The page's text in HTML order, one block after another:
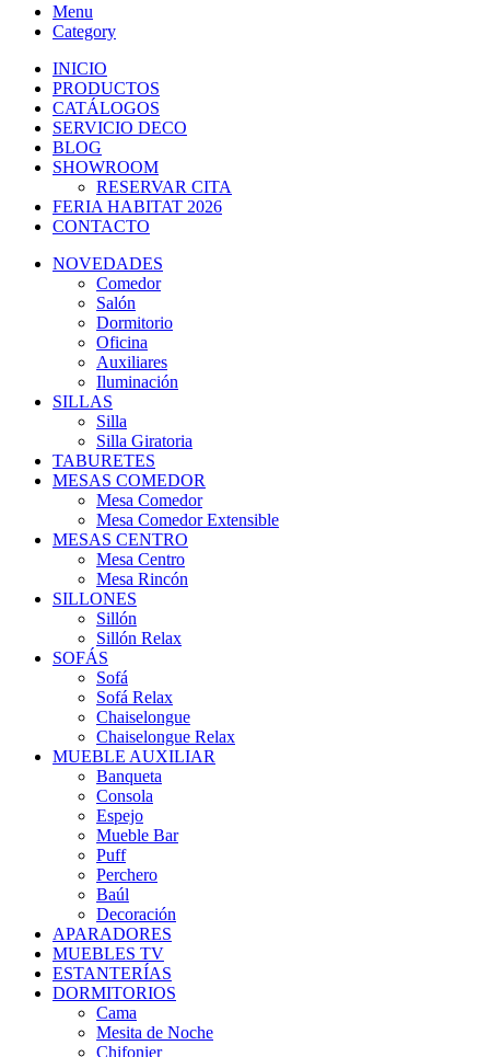
Menu
Category
INICIO
PRODUCTOS
CATÁLOGOS
SERVICIO DECO
BLOG
SHOWROOM
RESERVAR CITA
FERIA HABITAT 2026
CONTACTO
NOVEDADES
Comedor
Salón
Dormitorio
Oficina
Auxiliares
Iluminación
SILLAS
Silla
Silla Giratoria
TABURETES
MESAS COMEDOR
Mesa Comedor
Mesa Comedor Extensible
MESAS CENTRO
Mesa Centro
Mesa Rincón
SILLONES
Sillón
Sillón Relax
SOFÁS
Sofá
Sofá Relax
Chaiselongue
Chaiselongue Relax
MUEBLE AUXILIAR
Banqueta
Consola
Espejo
Mueble Bar
Puff
Perchero
Baúl
Decoración
APARADORES
MUEBLES TV
ESTANTERÍAS
DORMITORIOS
Cama
Mesita de Noche
Chifonier